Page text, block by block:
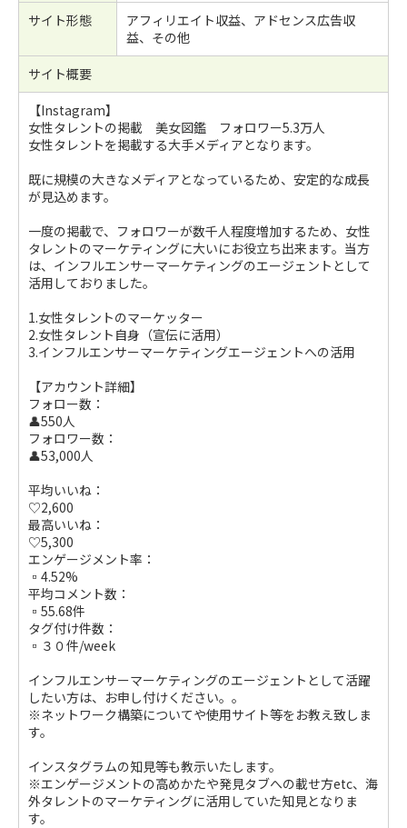
サイト形態
アフィリエイト収益、アドセンス広告収
益、その他
サイト概要
【Instagram】
女性タレントの掲載 美女図鑑 フォロワー5.3万人
女性タレントを掲載する大手メディアとなります。
既に規模の大きなメディアとなっているため、安定的な成長
が見込めます。
一度の掲載で、フォロワーが数千人程度増加するため、女性
タレントのマーケティングに大いにお役立ち出来ます。当方
は、インフルエンサーマーケティングのエージェントとして
活用しておりました。
1.女性タレントのマーケッター
2.女性タレント自身（宣伝に活用）
3.インフルエンサーマーケティングエージェントへの活用
【アカウント詳細】
フォロー数：
👤550人
フォロワー数：
👤53,000人
平均いいね：
♡2,600
最高いいね：
♡5,300
エンゲージメント率：
▫️4.52%
平均コメント数：
▫️55.68件
タグ付け件数：
▫️３０件/week
インフルエンサーマーケティングのエージェントとして活躍
したい方は、お申し付けください。。
※ネットワーク構築についてや使用サイト等をお教え致しま
す。
インスタグラムの知見等も教示いたします。
※エンゲージメントの高めかたや発見タブへの載せ方etc、海
外タレントのマーケティングに活用していた知見となりま
す。